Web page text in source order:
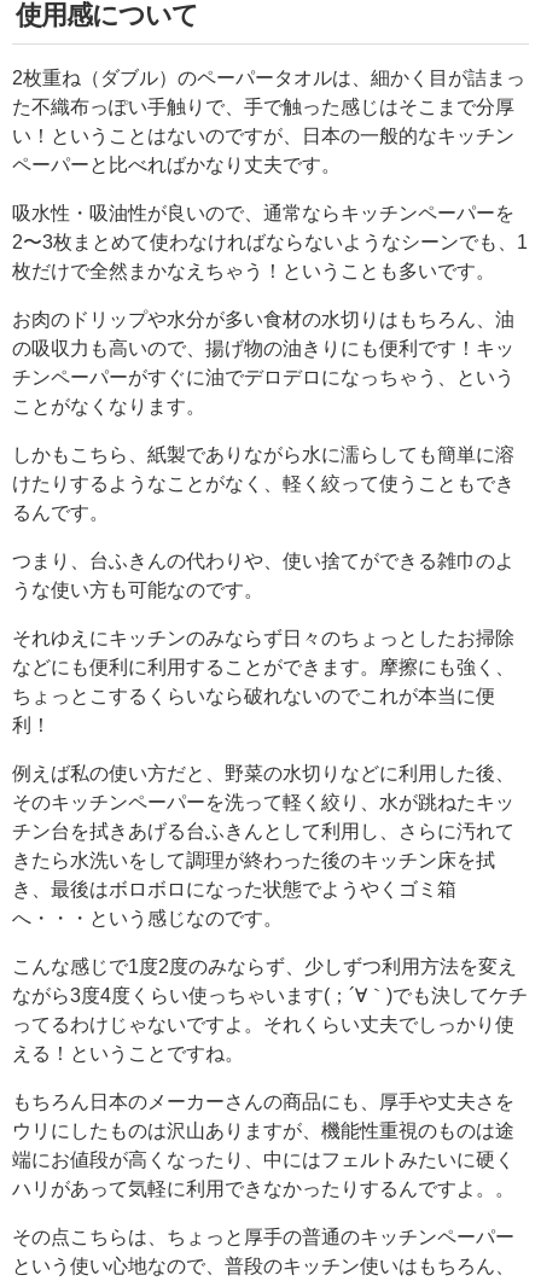
使用感について
2枚重ね（ダブル）のペーパータオルは、細かく目が詰まっ
た不織布っぽい手触りで、手で触った感じはそこまで分厚
い！ということはないのですが、日本の一般的なキッチン
ペーパーと比べればかなり丈夫です。
吸水性・吸油性が良いので、通常ならキッチンペーパーを
2〜3枚まとめて使わなければならないようなシーンでも、1
枚だけで全然まかなえちゃう！ということも多いです。
お肉のドリップや水分が多い食材の水切りはもちろん、油
の吸収力も高いので、揚げ物の油きりにも便利です！キッ
チンペーパーがすぐに油でデロデロになっちゃう、という
ことがなくなります。
しかもこちら、紙製でありながら水に濡らしても簡単に溶
けたりするようなことがなく、軽く絞って使うこともでき
るんです。
つまり、台ふきんの代わりや、使い捨てができる雑巾のよ
うな使い方も可能なのです。
それゆえにキッチンのみならず日々のちょっとしたお掃除
などにも便利に利用することができます。摩擦にも強く、
ちょっとこするくらいなら破れないのでこれが本当に便
利！
例えば私の使い方だと、野菜の水切りなどに利用した後、
そのキッチンペーパーを洗って軽く絞り、水が跳ねたキッ
チン台を拭きあげる台ふきんとして利用し、さらに汚れて
きたら水洗いをして調理が終わった後のキッチン床を拭
き、最後はボロボロになった状態でようやくゴミ箱
へ・・・という感じなのです。
こんな感じで1度2度のみならず、少しずつ利用方法を変え
ながら3度4度くらい使っちゃいます(；´∀｀)でも決してケチ
ってるわけじゃないですよ。それくらい丈夫でしっかり使
える！ということですね。
もちろん日本のメーカーさんの商品にも、厚手や丈夫さを
ウリにしたものは沢山ありますが、機能性重視のものは途
端にお値段が高くなったり、中にはフェルトみたいに硬く
ハリがあって気軽に利用できなかったりするんですよ。。
その点こちらは、ちょっと厚手の普通のキッチンペーパー
という使い心地なので、普段のキッチン使いはもちろん、